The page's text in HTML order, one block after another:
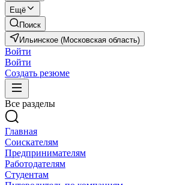
Ещё
Поиск
Ильинское (Московская область)
Войти
Войти
Создать резюме
Все разделы
Главная
Соискателям
Предпринимателям
Работодателям
Студентам